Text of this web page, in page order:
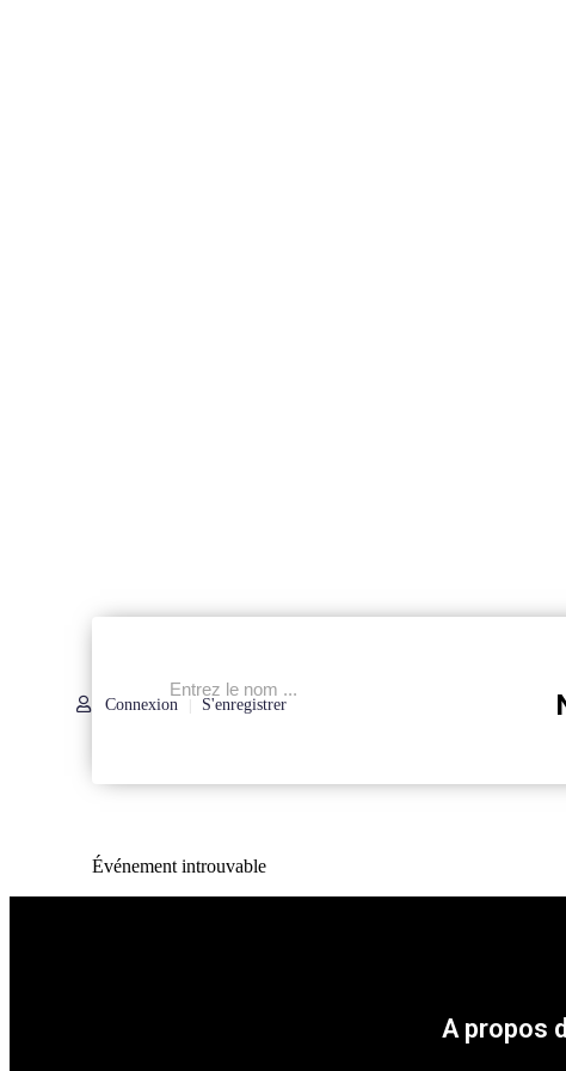
Connexion S'enregistrer
Événement introuvable
A propos